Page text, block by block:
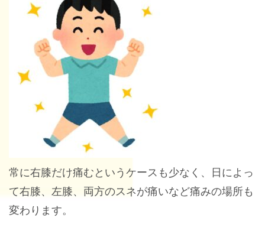
常に右膝だけ痛むというケースも少なく、日によっ
て右膝、左膝、両方のスネが痛いなど痛みの場所も
変わります。